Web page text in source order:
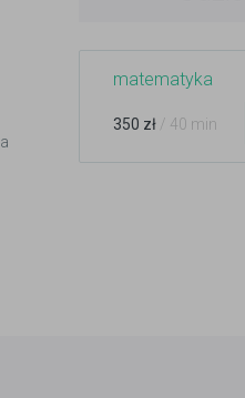
matematyka
350 zł / 40 min